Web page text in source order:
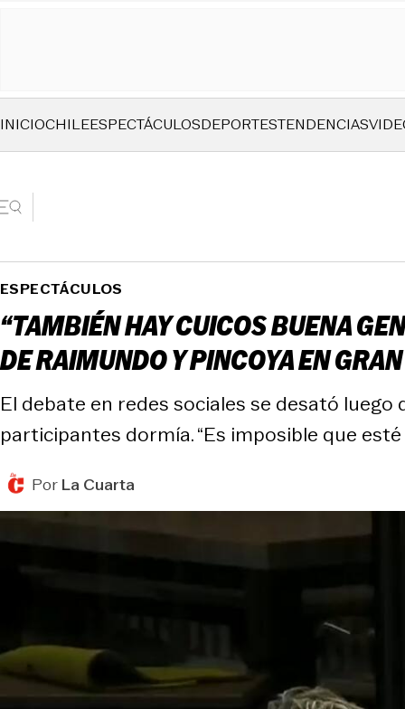
INICIOCHILEESPECTÁCULOSDEPORTESTENDENCIAS
ESPECTÁCULOS
“TAMBIÉN HAY CUICOS BUENA
DE RAIMUNDO Y PINCOYA EN
El debate en redes sociales se desató
participantes dormía. “Es imposible que
PorLa Cuarta